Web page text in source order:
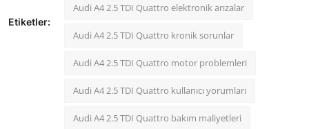
Etiketler:
Audi A4 2.5 TDI Quattro elektronik arızalar
Audi A4 2.5 TDI Quattro kronik sorunlar
Audi A4 2.5 TDI Quattro motor problemleri
Audi A4 2.5 TDI Quattro kullanıcı yorumları
Audi A4 2.5 TDI Quattro bakım maliyetleri